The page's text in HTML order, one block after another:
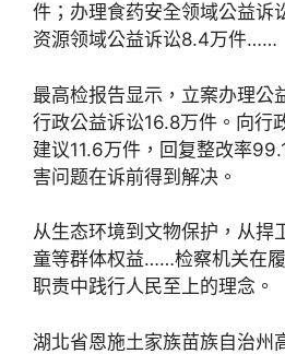
件；办理食药安全领域公益诉
资源领域公益诉讼8.4万件……
最高检报告显示，立案办理公
行政公益诉讼16.8万件。向行
建议11.6万件，回复整改率
害问题在诉前得到解决。
从生态环境到文物保护，从捍
童等群体权益……检察机关在履
职责中践行人民至上的理念。
湖北省恩施土家族苗族自治州